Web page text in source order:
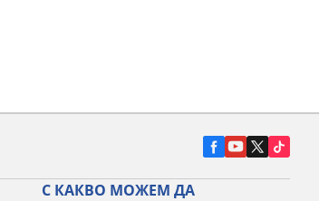
С КАКВО МОЖЕМ ДА